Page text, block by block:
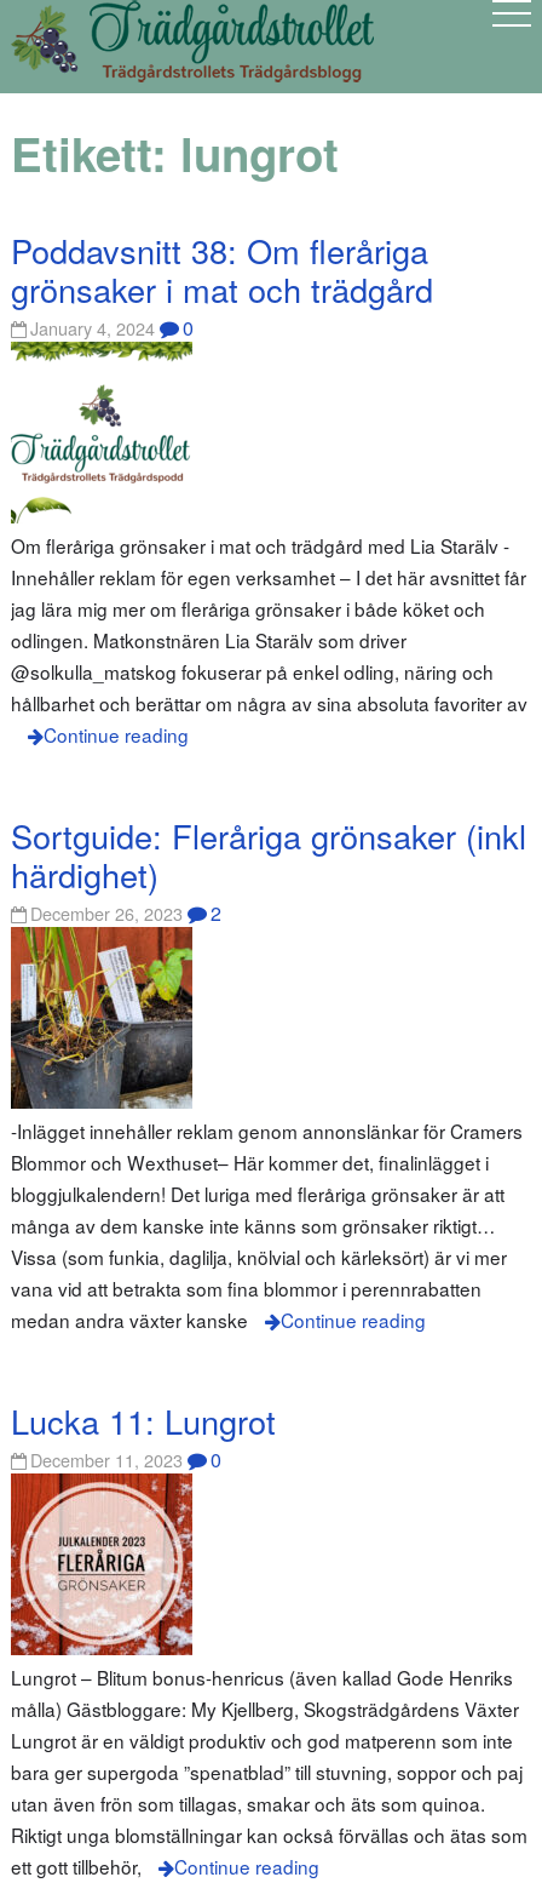
Etikett: lungrot
Poddavsnitt 38: Om fleråriga
grönsaker i mat och trädgård
January 4, 2024 0
Om fleråriga grönsaker i mat och trädgård med Lia Starälv -
Innehåller reklam för egen verksamhet – I det här avsnittet får
jag lära mig mer om fleråriga grönsaker i både köket och
odlingen. Matkonstnären Lia Starälv som driver
@solkulla_matskog fokuserar på enkel odling, näring och
hållbarhet och berättar om några av sina absoluta favoriter av
Continue reading
Sortguide: Fleråriga grönsaker (inkl
härdighet)
December 26, 2023 2
-Inlägget innehåller reklam genom annonslänkar för Cramers
Blommor och Wexthuset– Här kommer det, finalinlägget i
bloggjulkalendern! Det luriga med fleråriga grönsaker är att
många av dem kanske inte känns som grönsaker riktigt…
Vissa (som funkia, daglilja, knölvial och kärleksört) är vi mer
vana vid att betrakta som fina blommor i perennrabatten
medan andra växter kanske
Continue reading
Lucka 11: Lungrot
December 11, 2023 0
Lungrot – Blitum bonus-henricus (även kallad Gode Henriks
målla) Gästbloggare: My Kjellberg, Skogsträdgårdens Växter
Lungrot är en väldigt produktiv och god matperenn som inte
bara ger supergoda ”spenatblad” till stuvning, soppor och paj
utan även frön som tillagas, smakar och äts som quinoa.
Riktigt unga blomställningar kan också förvällas och ätas som
ett gott tillbehör,
Continue reading